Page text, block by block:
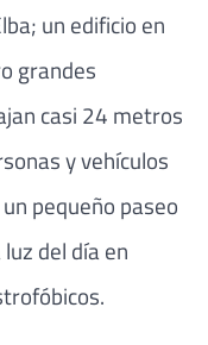
un edificio en
grandes
casi 24 metros
y vehículos
pequeño paseo
del día en